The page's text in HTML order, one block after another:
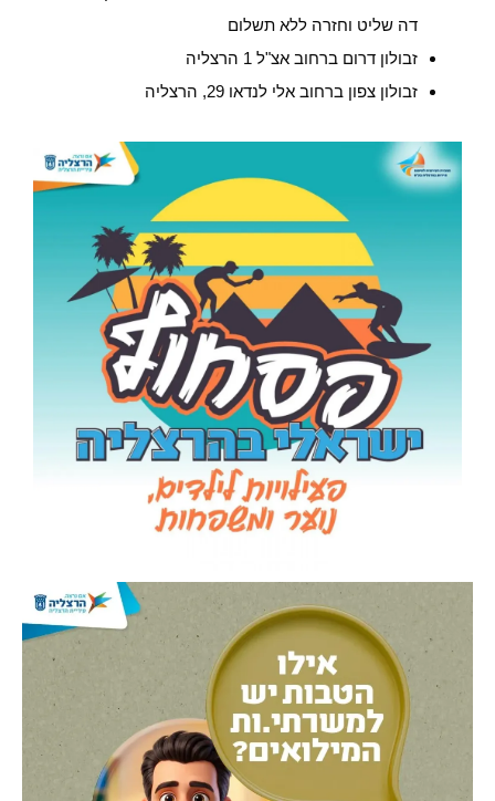
דה שליט וחזרה ללא תשלום
זבולון דרום ברחוב אצ"ל 1 הרצליה
זבולון צפון ברחוב אלי לנדאו 29, הרצליה